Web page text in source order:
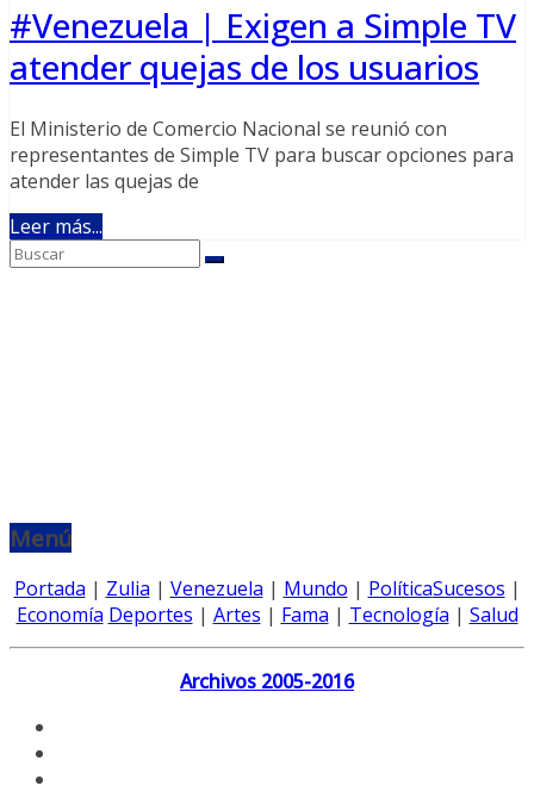
#Venezuela | Exigen a Simple TV
atender quejas de los usuarios
El Ministerio de Comercio Nacional se reunió con
representantes de Simple TV para buscar opciones para
atender las quejas de
Leer más...
Menú
Portada | Zulia | Venezuela | Mundo | PolíticaSucesos |
Economía Deportes | Artes | Fama | Tecnología | Salud
Archivos 2005-2016